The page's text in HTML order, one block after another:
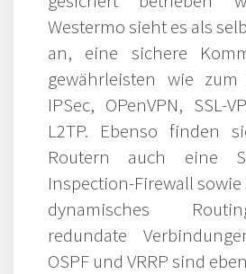
Westermo sieht es als
an, eine sichere
gewährleisten wie
IPSec, OPenVPN, SSL-
L2TP. Ebenso finden
Routern auch eine
Inspection-Firewall
dynamisches
redundate
OSPF und VRRP sind